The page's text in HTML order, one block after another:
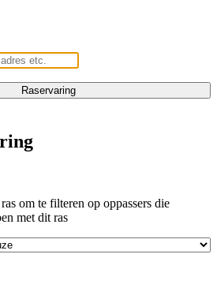
Raservaring
om te filteren op oppassers die
met dit ras